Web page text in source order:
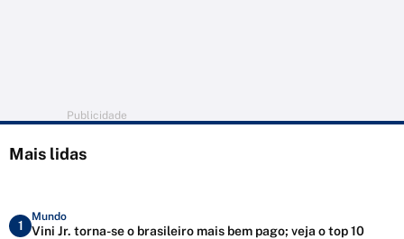
Publicidade
Mais lidas
1
Mundo
Vini Jr. torna-se o brasileiro mais bem pago; veja o top 10